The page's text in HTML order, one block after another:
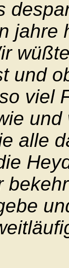
jahre
und
viel
alle